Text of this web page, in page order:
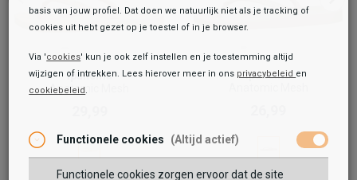
Anatomic Mesh
26,99
Ipanema
Anatomic Mesh
Ipanema
Toegevoegd aan je winkeltas!
basis van jouw profiel. Dat doen we natuurlijk niet als je tracking of
cookies uit hebt gezet op je toestel of in je browser.
Via 'cookies' kun je ook zelf instellen en je toestemming altijd
wijzigen of intrekken. Lees hierover meer in ons privacybeleid en
cookiebeleid.
Functionele cookies (Altijd actief)
Functionele cookies zorgen ervoor dat de site